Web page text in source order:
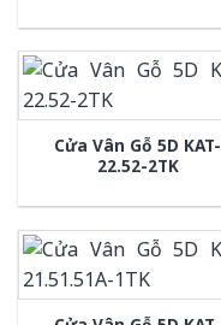
Cửa Vân Gỗ 5D KAT-
22.52-2TK